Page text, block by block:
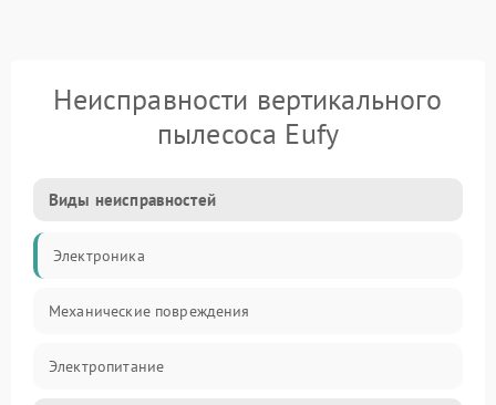
Неисправности вертикального
пылесоса Eufy
Виды неисправностей
Электроника
Механические повреждения
Электропитание